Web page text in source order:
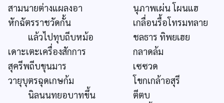
สามนายต่างแผลงอา
นุภาพเผ่น โผนแฮ
หักฉัตรราชวัดกั้น
เกลื่อนรื้อโทรมทลาย
แล้วไปทุบถีบหม้อ
ชลธาร ทิพยเฮย
เดาะเตะเครื่องสักการ
กลาดล้ม
สุครีพถีบขุนมาร
เซซวด
วายุบุตรฉุดเกษก้ม
โขกเกล้าอสุรี
นิลนนทยอบาทขึ้น
ตีตบ